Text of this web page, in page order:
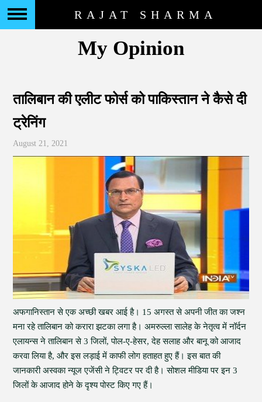
RAJAT SHARMA
My Opinion
तालिबान की एलीट फोर्स को पाकिस्तान ने कैसे दी
ट्रेनिंग
August 21, 2021
अफगानिस्तान से एक अच्छी खबर आई है। 15 अगस्त से अपनी जीत का जश्न
मना रहे तालिबान को करारा झटका लगा है। अमरुल्ला सालेह के नेतृत्व में नॉर्दन
एलायन्स ने तालिबान से 3 जिलों, पोल-ए-हेसर, देह सलाह और बानू को आजाद
करवा लिया है, और इस लड़ाई में काफी लोग हताहत हुए हैं। इस बात की
जानकारी अस्वका न्यूज एजेंसी ने ट्विटर पर दी है। सोशल मीडिया पर इन 3
जिलों के आजाद होने के दृश्य पोस्ट किए गए हैं।